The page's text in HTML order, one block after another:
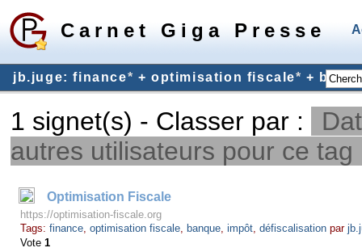
Carnet Giga Presse
jb.juge: finance* + optimisation fiscale* +
1 signet(s) - Classer par :
autres utilisateurs pour ce tag
Optimisation Fiscale
https://optimisation-fiscale.org
Tags:finance,optimisation fiscale, banque,impôt,défiscalisation par
Vote1